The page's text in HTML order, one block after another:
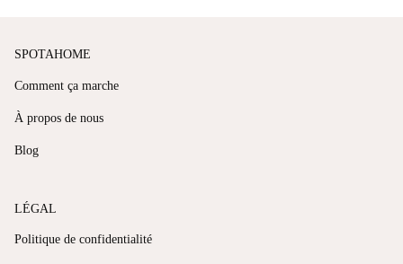
SPOTAHOME
Comment ça marche
À propos de nous
Blog
LÉGAL
Politique de confidentialité